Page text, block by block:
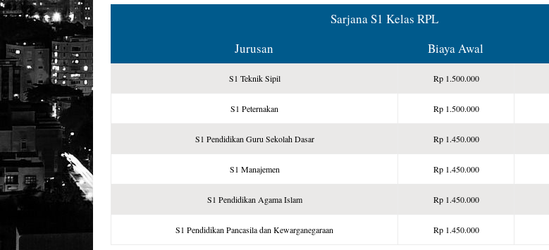
Sarjana S1 Kelas RPL
Jurusan
Biaya Awal
S1 Teknik Sipil Rp 1.500.000
S1 Peternakan Rp 1.500.000
S1 Pendidikan Guru Sekolah Dasar Rp 1.450.000
S1 Manajemen Rp 1.450.000
S1 Pendidikan Agama Islam Rp 1.450.000
S1 Pendidikan Pancasila dan Kewarganegaraan Rp 1.450.000